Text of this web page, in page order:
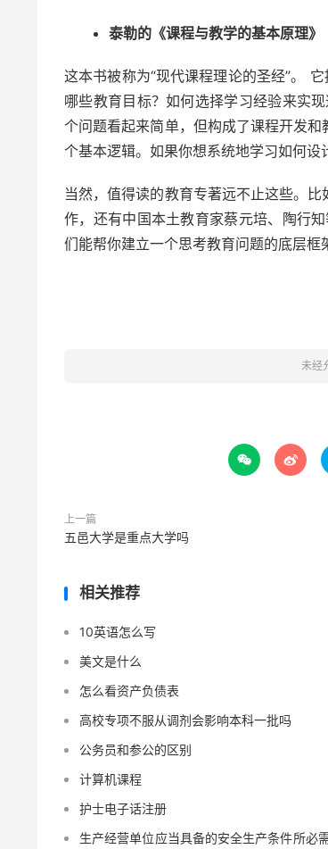
泰勒的《课程与教学的基本原理》
这本书被称为“现代课程理论的圣经”。
哪些教育目标？如何选择学习经验来实
个问题看起来简单，但构成了课程开发
个基本逻辑。如果你想系统地学习如何设
当然，值得读的教育专著远不止这些。
作，还有中国本土教育家蔡元培、陶行
们能帮你建立一个思考教育问题的底层框
未经
 
上一篇
五邑大学是重点大学吗
相关推荐
10英语怎么写
美文是什么
怎么看资产负债表
高校专项不服从调剂会影响本科一批吗
公务员和参公的区别
计算机课程
护士电子话注册
生产经营单位应当具备的安全生产条件所必